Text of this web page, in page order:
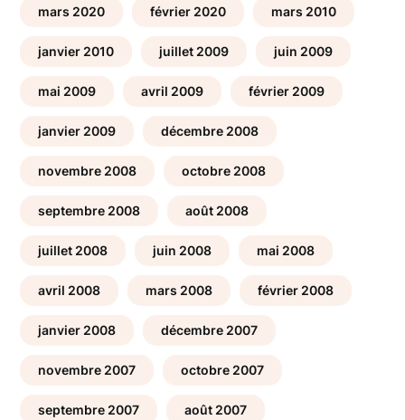
mars 2020 février 2020 mars 2010
janvier 2010 juillet 2009 juin 2009
mai 2009 avril 2009 février 2009
janvier 2009 décembre 2008
novembre 2008 octobre 2008
septembre 2008 août 2008
juillet 2008 juin 2008 mai 2008
avril 2008 mars 2008 février 2008
janvier 2008 décembre 2007
novembre 2007 octobre 2007
septembre 2007 août 2007